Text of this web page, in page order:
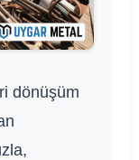
dönüşüm